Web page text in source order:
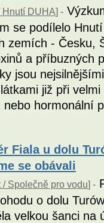
Hnutí DUHA] -
se podílelo
zemích - Česku,
a příbuzných
jsou
již při
nebo hormonální
Fiala u dolu
se obávali
/ Společně pro vodu] -
o dolu
velkou šanci na